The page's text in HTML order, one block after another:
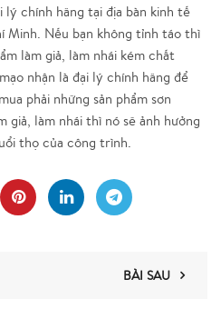
chính hãng tại địa bàn kinh tế
Minh. Nếu bạn không tỉnh táo thì
làm giả, làm nhái kém chất
nhận là đại lý chính hãng để
phải những sản phẩm sơn
giả, làm nhái thì nó sẽ ảnh hưởng
thọ của công trình.
BÀI SAU